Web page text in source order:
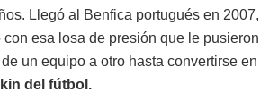
Llegó al Benfica portugués en 2007,
con esa losa de presión que le pusieron
un equipo a otro hasta convertirse en
del fútbol.